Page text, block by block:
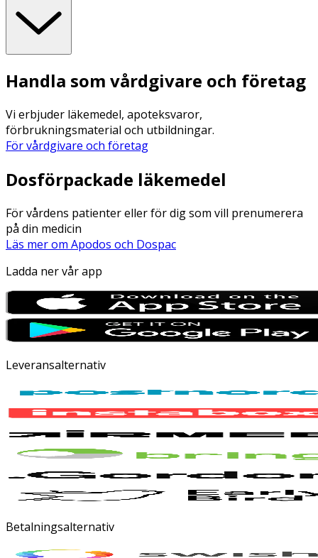
Handla som vårdgivare och företag
Vi erbjuder läkemedel, apoteksvaror,
förbrukningsmaterial och utbildningar.
För vårdgivare och företag
Dosförpackade läkemedel
För vårdens patienter eller för dig som vill prenumerera
på din medicin
Läs mer om Apodos och Dospac
Ladda ner vår app
Leveransalternativ
Betalningsalternativ